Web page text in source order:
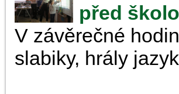
před
V závěrečné
slabiky, hrály